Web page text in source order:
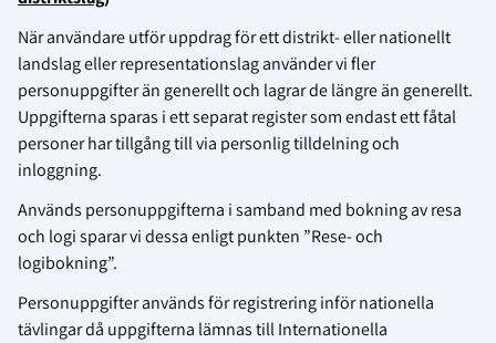
När användare utför uppdrag för ett distrikt- eller nationellt
landslag eller representationslag använder vi fler
personuppgifter än generellt och lagrar de längre än generellt.
Uppgifterna sparas i ett separat register som endast ett fåtal
personer har tillgång till via personlig tilldelning och
inloggning.
Används personuppgifterna i samband med bokning av resa
och logi sparar vi dessa enligt punkten ”Rese- och
logibokning”.
Personuppgifter används för registrering inför nationella
tävlingar då uppgifterna lämnas till Internationella